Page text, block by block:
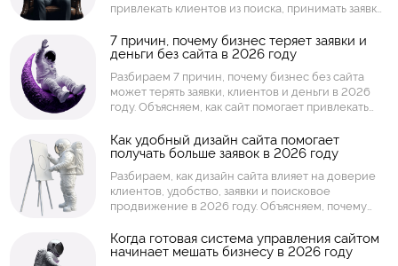
привлекать клиентов из поиска, принимать заявки,
развивать компанию. Объясняем, когда
достаточно простого сайта, а когда нужен
сервис.
7 причин, почему бизнес теряет заявки и
деньги без сайта в 2026 году
Разбираем 7 причин, почему бизнес без сайта
может терять заявки, клиентов и деньги в 2026
году. Объясняем, как сайт помогает привлекать
принимать заявки, показывать товары и услуги,
собирать аналитику и работать как инструмент
Как удобный дизайн сайта помогает
получать больше заявок в 2026 году
Разбираем, как дизайн сайта влияет на доверие
клиентов, удобство, заявки и поисковое
продвижение в 2026 году. Объясняем, почему
загрузки, мобильная версия, понятные кнопки,
визуальная подача и удобный путь пользователя.
Когда готовая система управления сайтом
начинает мешать бизнесу в 2026 году